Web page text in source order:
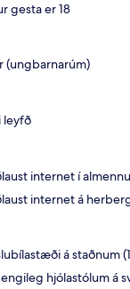
gesta er 18
(ungbarnarúm)
leyfð
internet í
internet á
á staðnum
hjólastólum á